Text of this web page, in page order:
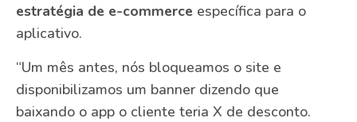
estratégia de e-commerce específica para o
aplicativo.
“Um mês antes, nós bloqueamos o site e
disponibilizamos um banner dizendo que
baixando o app o cliente teria X de desconto.